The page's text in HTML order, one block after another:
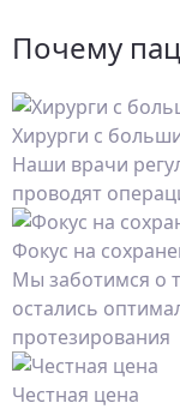
Почему
Хирурги с
Наши врачи
проводят
Фокус на
Мы заботимся о
остались
протезирования
Честная цена